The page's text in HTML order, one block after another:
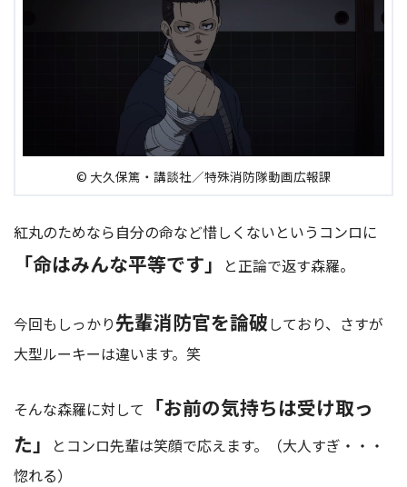
© 大久保篤・講談社／特殊消防隊動画広報課
紅丸のためなら自分の命など惜しくないというコンロに
「命はみんな平等です」 と正論で返す森羅。
今回もしっかり先輩消防官を論破しており、さすが
大型ルーキーは違います。笑
そんな森羅に対して
「お前の気持ちは受け取っ
た」
とコンロ先輩は笑顔で応えます。（大人すぎ・・・
惚れる）